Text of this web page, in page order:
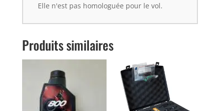
Elle n'est pas homologuée pour le vol.
Produits similaires